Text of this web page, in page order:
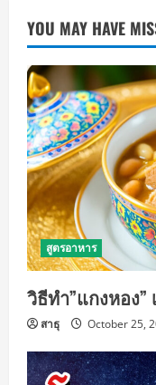
YOU MAY HAVE
สูตรอาหาร
วิธีทำ”แกงหอง
สาธุ October 25,